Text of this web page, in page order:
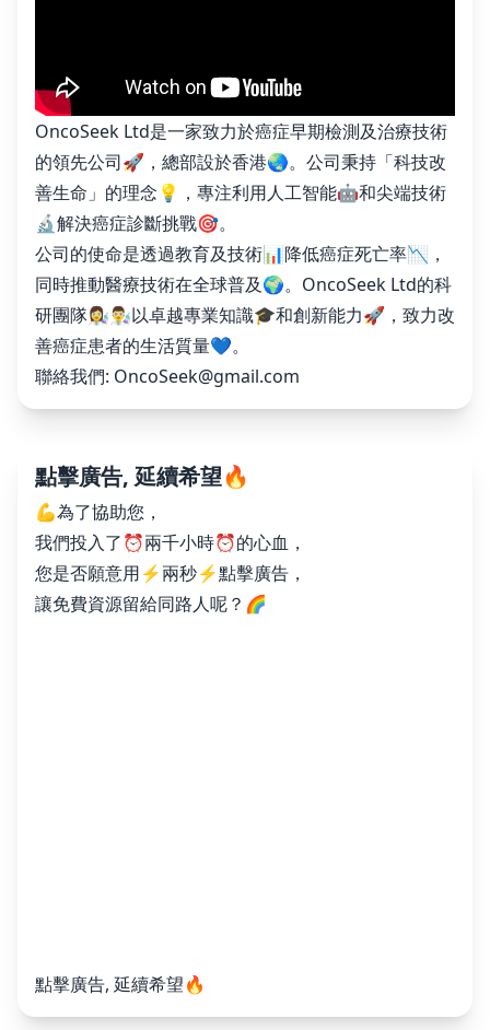
OncoSeek Ltd是一家致力於癌症早期檢測及治療技術
的領先公司🚀，總部設於香港🌏。公司秉持「科技改
善生命」的理念💡，專注利用人工智能🤖和尖端技術
🔬解決癌症診斷挑戰🎯。
公司的使命是透過教育及技術📊降低癌症死亡率📉，
同時推動醫療技術在全球普及🌍。OncoSeek Ltd的科
研團隊👩‍🔬👨‍🔬以卓越專業知識🎓和創新能力🚀，致力改
善癌症患者的生活質量💙。
聯絡我們: OncoSeek@gmail.com
點擊廣告, 延續希望🔥
💪為了協助您，
我們投入了⏰兩千小時⏰的心血，
您是否願意用⚡️兩秒⚡️點擊廣告，
讓免費資源留給同路人呢？🌈
點擊廣告, 延續希望🔥